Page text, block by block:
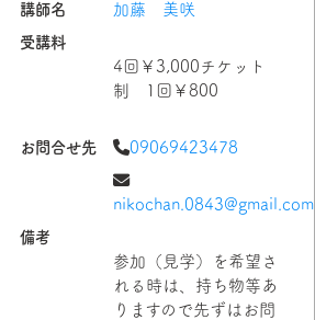
講師名
加藤 美咲
受講料
4回￥3,000チケット
制 1回￥800
お問合せ先 09069423478
nikochan.0843@gmail.com
備考
参加（見学）を希望さ
れる時は、持ち物等あ
りますので先ずはお問